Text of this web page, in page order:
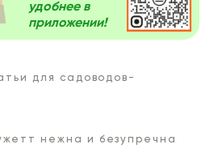
удобнее в
приложении!
для садоводов-
нежна и безупречна